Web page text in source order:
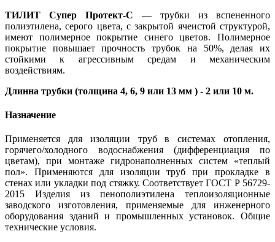
ТИЛИТ Супер Протект-C — трубки из вспененного
полиэтилена, серого цвета, с закрытой ячеистой структурой,
имеют полимерное покрытие синего цветов. Полимерное
покрытие повышает прочность трубок на 50%, делая их
стойкими к агрессивным средам и механическим
воздействиям.
Длинна трубки (толщина 4, 6, 9 или 13 мм ) - 2 или 10 м.
Назначение
Применяется для изоляции труб в системах отопления,
горячего/холодного водоснабжения (дифференциация по
цветам), при монтаже гидронаполненных систем «теплый
пол». Применяются для изоляции труб при прокладке в
стенах или укладки под стяжку. Соответствует ГОСТ Р 56729-
2015 Изделия из пенополиэтилена теплоизоляционные
заводского изготовления, применяемые для инженерного
оборудования зданий и промышленных установок. Общие
технические условия.